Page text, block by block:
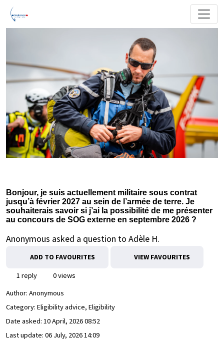
Bonjour, je suis actuellement militaire sous contrat
jusqu’à février 2027 au sein de l’armée de terre. Je
souhaiterais savoir si j’ai la possibilité de me présenter
au concours de SOG externe en septembre 2026 ?
Anonymous asked a question to Adèle H.
ADD TO FAVOURITES VIEW FAVOURITES
1 reply
0 views
Author: Anonymous
Category: Eligibility advice, Eligibility
Date asked: 10 April, 2026 08:52
Last update: 06 July, 2026 14:09